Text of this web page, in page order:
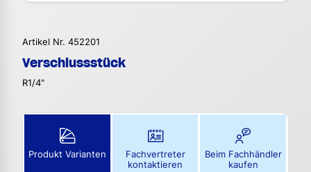
Artikel Nr. 452201
Verschlussstück
R1/4"
Produkt Varianten
Fachvertreter
kontaktieren
Beim Fachhändler
kaufen